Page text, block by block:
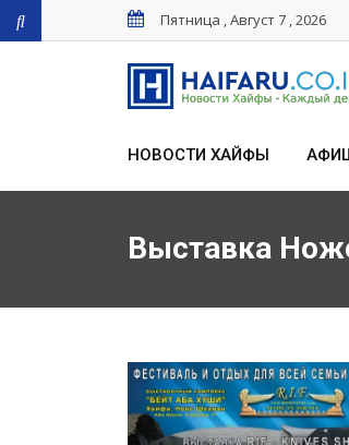
Пятница , Август 7 , 2026
НОВОСТИ ХАЙФЫ
Выставка